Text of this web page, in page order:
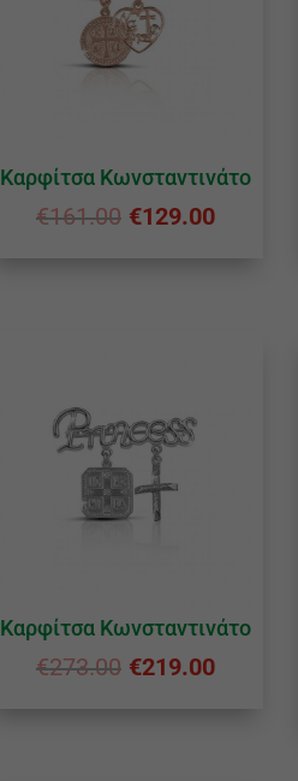
Καρφίτσα Κωνσταντινάτο
€161.00 €129.00
Καρφίτσα Κωνσταντινάτο
€273.00 €219.00